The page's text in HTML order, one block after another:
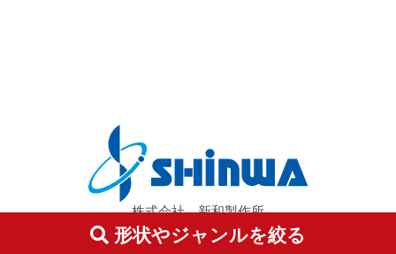
形状やジャンルを絞る
株式会社 新和製作所
〒350-1155 埼玉県川越市下赤坂736-2
TEL: 049-269-0033 FAX: 049-269-0030